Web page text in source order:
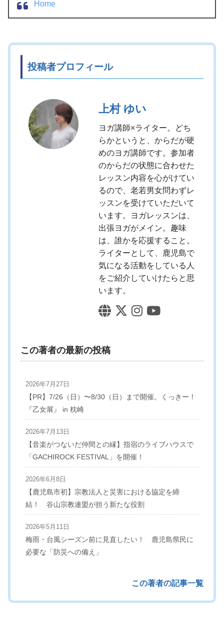
Home
投稿者プロフィール
上村 ゆい
ヨガ講師×ライター。どち
らかというと、からだが硬
めのヨガ講師です。参加者
のからだの状態に合わせた
レッスン内容を心がけてい
るので、老若男女問わずレ
ッスンを受けていただいて
います。ヨガレッスンは、
出張ヨガがメイン。趣味
は、誰かを応援すること。
ライターとして、鹿児島で
気になる活動をしている人
をご紹介していけたらと思
います。
この著者の最新の投稿
2026年7月27日
【PR】7/26（日）〜8/30（日）まで開催。くっきー！
『乙女展』 in 枕崎
2026年7月13日
【音楽がつないだ仲間との縁】指宿のライブハウスで
「GACHIROCK FESTIVAL」を開催！
2026年6月8日
【鹿児島市初】宗教法人と災害における協定を締
結！ 谷山宗教連盟が担う新たな役割
2026年5月11日
梅雨・台風シーズン前に見直したい！ 鹿児島県民に
必要な「防災への備え」
この著者の記事一覧